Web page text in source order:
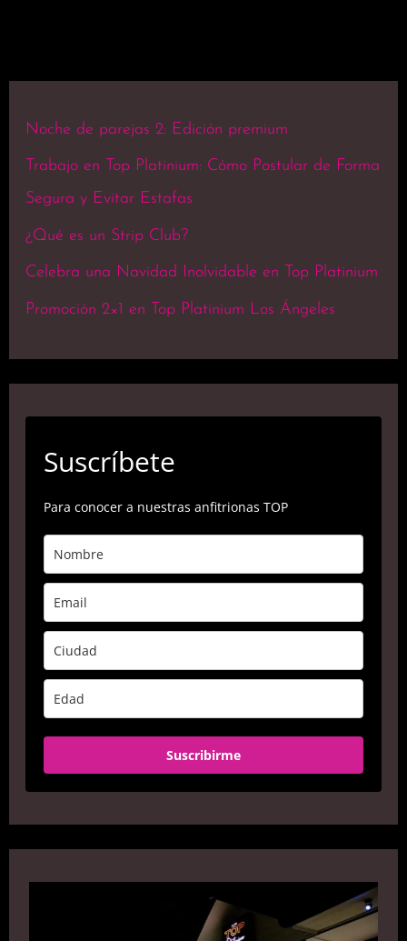
Noche de parejas 2: Edición premium
Trabajo en Top Platinium: Cómo Postular de Forma
Segura y Evitar Estafas
¿Qué es un Strip Club?
Celebra una Navidad Inolvidable en Top Platinium
Promoción 2×1 en Top Platinium Los Ángeles
Suscríbete
Para conocer a nuestras anfitrionas TOP
Suscribirme